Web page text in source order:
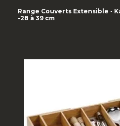
Range Couverts Extensible -
-28 à 39 cm